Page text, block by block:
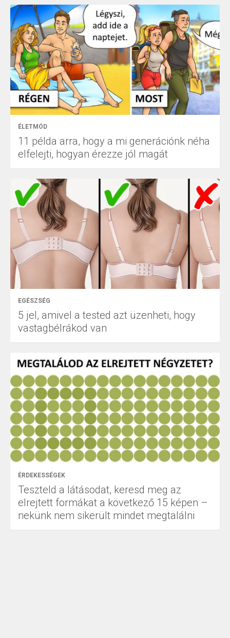
ÉLETMÓD
11 példa arra, hogy a mi generációnk néha
elfelejti, hogyan érezze jól magát
EGÉSZSÉG
5 jel, amivel a tested azt üzenheti, hogy
vastagbélrákod van
ÉRDEKESSÉGEK
Teszteld a látásodat, keresd meg az
elrejtett formákat a következő 15 képen –
nekünk nem sikerült mindet megtalálni